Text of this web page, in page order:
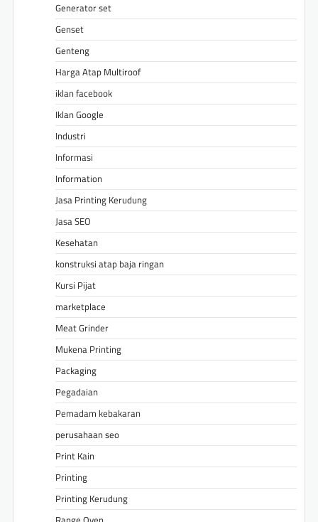
Generator set
Genset
Genteng
Harga Atap Multiroof
iklan facebook
Iklan Google
Industri
Informasi
Information
Jasa Printing Kerudung
Jasa SEO
Kesehatan
konstruksi atap baja ringan
Kursi Pijat
marketplace
Meat Grinder
Mukena Printing
Packaging
Pegadaian
Pemadam kebakaran
perusahaan seo
Print Kain
Printing
Printing Kerudung